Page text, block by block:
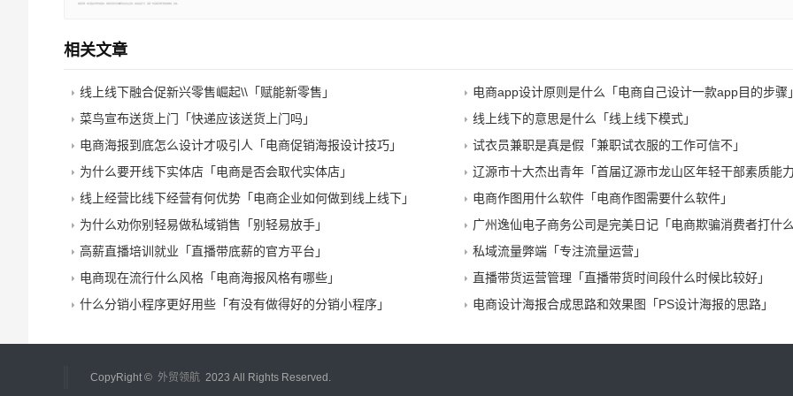
相关文章
线上线下融合促新兴零售崛起\\「赋能新零售」
电商app设计原则是什么「电商自己设计一款app目的步骤」
菜鸟宣布送货上门「快递应该送货上门吗」
线上线下的意思是什么「线上线下模式」
电商海报到底怎么设计才吸引人「电商促销海报设计技巧」
试衣员兼职是真是假「兼职试衣服的工作可信不」
为什么要开线下实体店「电商是否会取代实体店」
辽源市十大杰出青年「首届辽源市龙山区年轻干部素质能力提升大赛圆满
线上经营比线下经营有何优势「电商企业如何做到线上线下」
电商作图用什么软件「电商作图需要什么软件」
为什么劝你别轻易做私域销售「别轻易放手」
广州逸仙电子商务公司是完美日记「电商欺骗消费者打什么
高薪直播培训就业「直播带底薪的官方平台」
私域流量弊端「专注流量运营」
电商现在流行什么风格「电商海报风格有哪些」
直播带货运营管理「直播带货时间段什么时候比较好」
什么分销小程序更好用些「有没有做得好的分销小程序」
电商设计海报合成思路和效果图「PS设计海报的思路」
CopyRight © 外贸领航 2023 All Rights Reserved.